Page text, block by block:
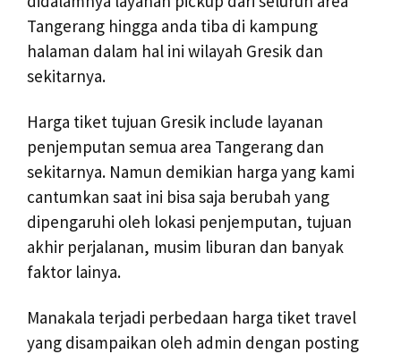
Tangerang hingga anda tiba di kampung
halaman dalam hal ini wilayah Gresik dan
sekitarnya.
Harga tiket tujuan Gresik include layanan
penjemputan semua area Tangerang dan
sekitarnya. Namun demikian harga yang kami
cantumkan saat ini bisa saja berubah yang
dipengaruhi oleh lokasi penjemputan, tujuan
akhir perjalanan, musim liburan dan banyak
faktor lainya.
Manakala terjadi perbedaan harga tiket travel
yang disampaikan oleh admin dengan posting